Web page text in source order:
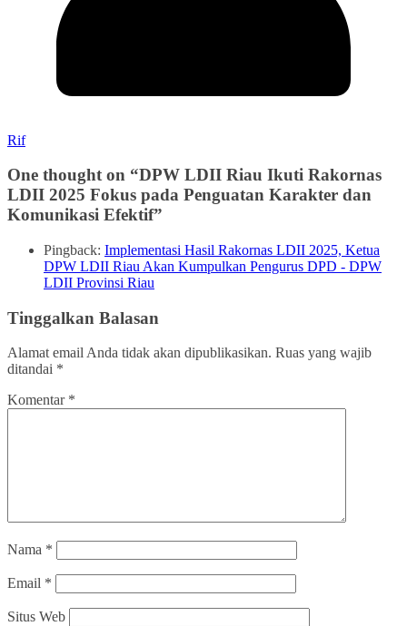
Rif
One thought on “DPW LDII Riau Ikuti Rakornas
LDII 2025 Fokus pada Penguatan Karakter dan
Komunikasi Efektif”
Pingback: Implementasi Hasil Rakornas LDII 2025, Ketua
DPW LDII Riau Akan Kumpulkan Pengurus DPD - DPW
LDII Provinsi Riau
Tinggalkan Balasan
Alamat email Anda tidak akan dipublikasikan. Ruas yang wajib
ditandai *
Komentar *
Nama *
Email *
Situs Web